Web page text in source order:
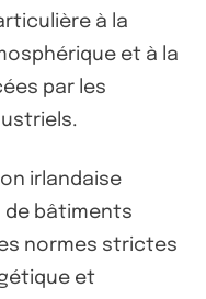
à la
et à la
par les
irlandaise
bâtiments
normes strictes
et